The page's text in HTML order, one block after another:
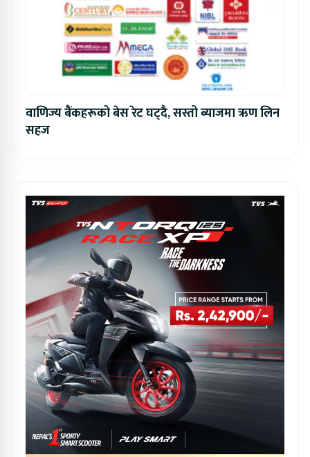
वाणिज्य बैंकहरूको बेस रेट घट्दै, सस्तो ब्याजमा ऋण लिन
सहज